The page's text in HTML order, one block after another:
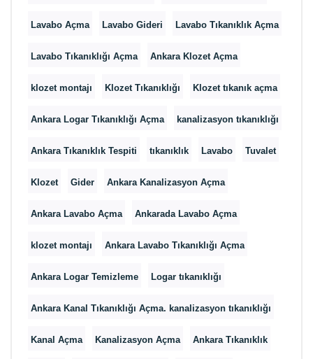
Lavabo Açma Lavabo Gideri Lavabo Tıkanıklık Açma
Lavabo Tıkanıklığı Açma Ankara Klozet Açma
klozet montajı Klozet Tıkanıklığı Klozet tıkanık açma
Ankara Logar Tıkanıklığı Açma kanalizasyon tıkanıklığı
Ankara Tıkanıklık Tespiti tıkanıklık Lavabo Tuvalet
Klozet Gider Ankara Kanalizasyon Açma
Ankara Lavabo Açma Ankarada Lavabo Açma
klozet montajı Ankara Lavabo Tıkanıklığı Açma
Ankara Logar Temizleme Logar tıkanıklığı
Ankara Kanal Tıkanıklığı Açma. kanalizasyon tıkanıklığı
Kanal Açma Kanalizasyon Açma Ankara Tıkanıklık